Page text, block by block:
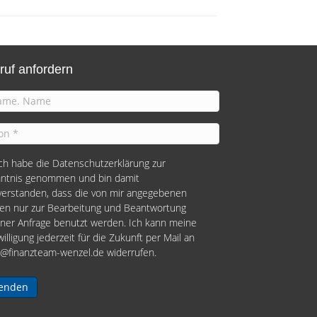
anfordern
habe die Datenschutzerklärung zur
genommen und bin damit
dass die von mir angegebenen
nur zur Bearbeitung und Beantwortung
Anfrage benutzt werden. Ich kann meine
jederzeit für die Zukunft per Mail an
wenzel.de widerrufen.